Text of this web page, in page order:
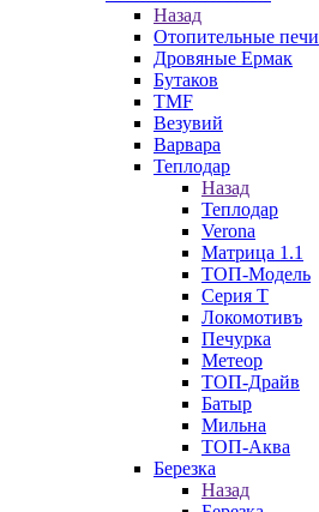
Назад
Отопительные печи
Дровяные Ермак
Бутаков
TMF
Везувий
Варвара
Теплодар
Назад
Теплодар
Verona
Матрица 1.1
ТОП-Модель
Серия Т
Локомотивъ
Печурка
Метеор
ТОП-Драйв
Батыр
Мильна
ТОП-Аква
Березка
Назад